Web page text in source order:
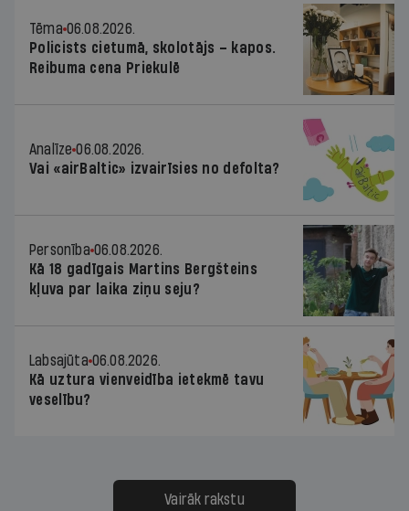
Tēma 06.08.2026.
Policists cietumā, skolotājs – kapos.
Reibuma cena Priekulē
Analīze 06.08.2026.
Vai «airBaltic» izvairīsies no defolta?
Personība 06.08.2026.
Kā 18 gadīgais Martins Bergšteins
kļuva par laika ziņu seju?
Labsajūta 06.08.2026.
Kā uztura vienveidība ietekmē tavu
veselību?
Vairāk rakstu